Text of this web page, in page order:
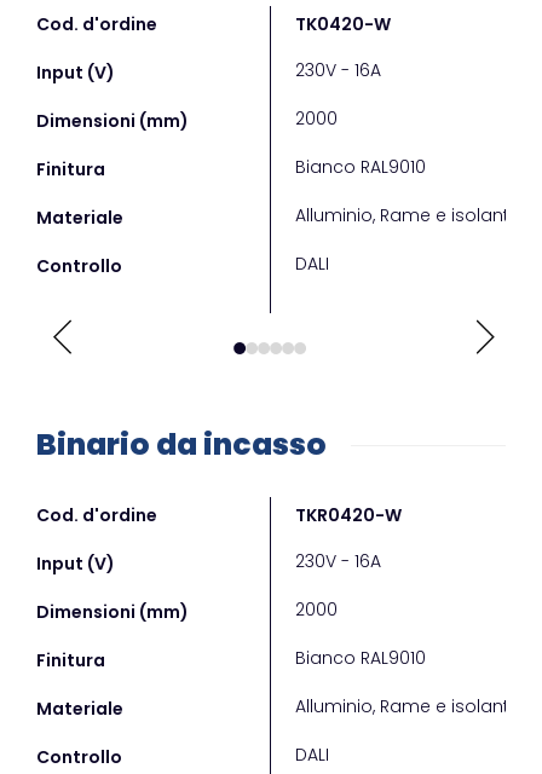
Cod. d'ordine
Input (V)
Dimensioni (mm)
Finitura
Materiale
Controllo
TK0420-W
230V - 16A
2000
Bianco RAL9010
Alluminio, Rame e isolante
DALI
Binario da incasso
Cod. d'ordine
Input (V)
Dimensioni (mm)
Finitura
Materiale
Controllo
TKR0420-W
230V - 16A
2000
Bianco RAL9010
Alluminio, Rame e isolante
DALI